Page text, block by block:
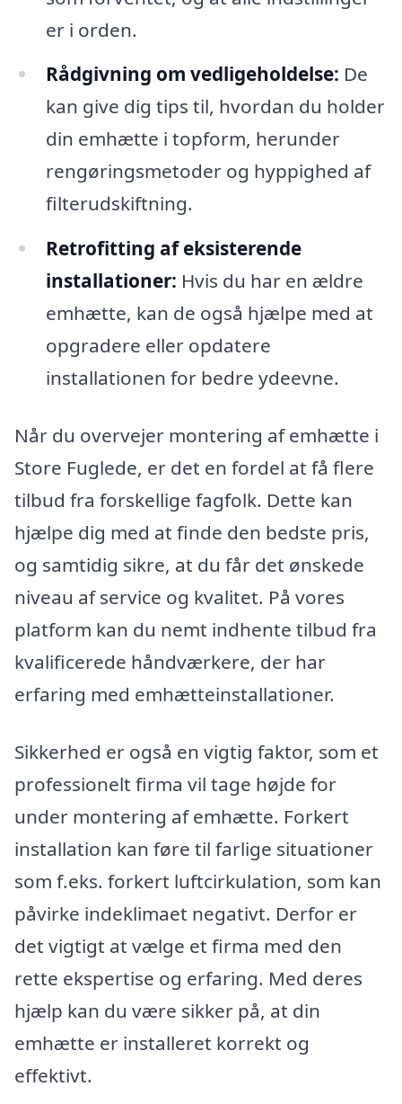
er i orden.
Rådgivning om vedligeholdelse: De
kan give dig tips til, hvordan du holder
din emhætte i topform, herunder
rengøringsmetoder og hyppighed af
filterudskiftning.
Retrofitting af eksisterende
installationer: Hvis du har en ældre
emhætte, kan de også hjælpe med at
opgradere eller opdatere
installationen for bedre ydeevne.
Når du overvejer montering af emhætte i
Store Fuglede, er det en fordel at få flere
tilbud fra forskellige fagfolk. Dette kan
hjælpe dig med at finde den bedste pris,
og samtidig sikre, at du får det ønskede
niveau af service og kvalitet. På vores
platform kan du nemt indhente tilbud fra
kvalificerede håndværkere, der har
erfaring med emhætteinstallationer.
Sikkerhed er også en vigtig faktor, som et
professionelt firma vil tage højde for
under montering af emhætte. Forkert
installation kan føre til farlige situationer
som f.eks. forkert luftcirkulation, som kan
påvirke indeklimaet negativt. Derfor er
det vigtigt at vælge et firma med den
rette ekspertise og erfaring. Med deres
hjælp kan du være sikker på, at din
emhætte er installeret korrekt og
effektivt.